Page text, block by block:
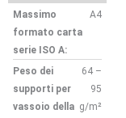
Massimo
formato carta
serie ISO A:
A4
Peso dei
supporti per
vassoio della
64 –
95
g/m²